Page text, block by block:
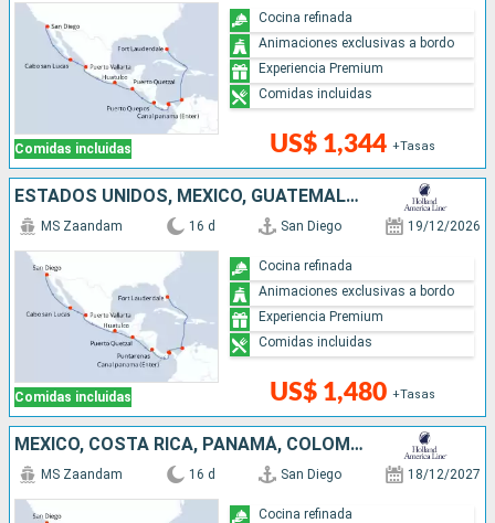
Comidas incluidas US$ 1,344 +Tasas
Cocina refinada
Animaciones exclusivas a bordo
Experiencia Premium
Comidas incluidas
ESTADOS UNIDOS, MÉXICO, GUATEMALA, COSTA RICA, PANAMÁ, COLOMBIA
Comidas incluidas
MS Zaandam 16 d San Diego 19/12/2026
US$ 1,480 +Tasas
Cocina refinada
Animaciones exclusivas a bordo
Experiencia Premium
Comidas incluidas
MÉXICO, COSTA RICA, PANAMÁ, COLOMBIA, ESTADOS UNIDOS
MS Zaandam 16 d San Diego 18/12/2027
Cocina refinada